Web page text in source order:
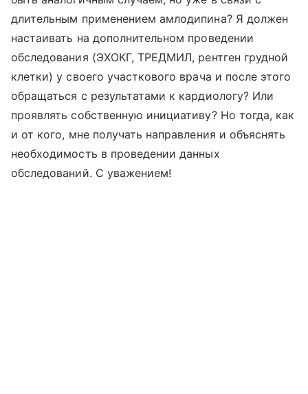
длительным применением амлодипина? Я должен
настаивать на дополнительном проведении
обследования (ЭХОКГ, ТРЕДМИЛ, рентген грудной
клетки) у своего участкового врача и после этого
обращаться с результатами к кардиологу? Или
проявлять собственную инициативу? Но тогда, как
и от кого, мне получать направления и объяснять
необходимость в проведении данных
обследований. С уважением!